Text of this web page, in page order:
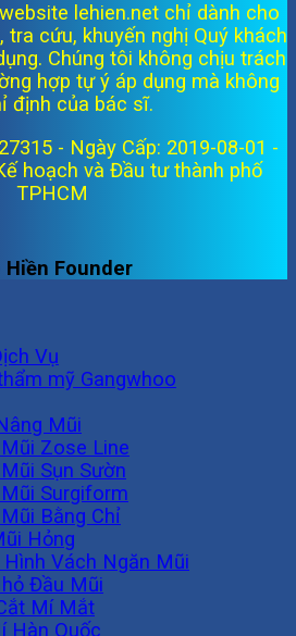
lehien.net chỉ dành cho
cứu, khuyến nghị Quý khách
Chúng tôi không chịu trách
hợp tự ý áp dụng mà không
định của bác sĩ.
- Ngày Cấp: 2019-08-01 -
hoạch và Đầu tư thành phố
TPHCM
Hiền Founder
Vụ
mỹ Gangwhoo
Mũi
Zose Line
Sụn Sườn
Surgiform
Bằng Chỉ
Hỏng
Hình Vách Ngăn Mũi
Đầu Mũi
Mí Mắt
Hàn Quốc